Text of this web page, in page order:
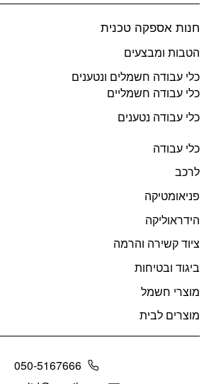
חנות אספקה טכנית
הטבות ומבצעים
כלי עבודה חשמלים ונטענים
כלי עבודה חשמליים
כלי עבודה נטענים
כלי עבודה
לרכב
פניאומטיקה
הידראוליקה
ציוד קשירה והרמה
ביגוד ובטיחות
מוצרי חשמל
מוצרים לבית
050-5167666